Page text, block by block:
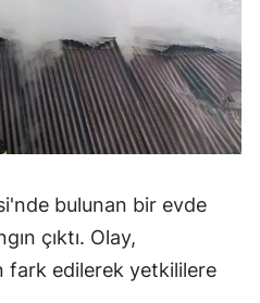
bulunan bir evde
çıktı. Olay,
fark edilerek yetkililere